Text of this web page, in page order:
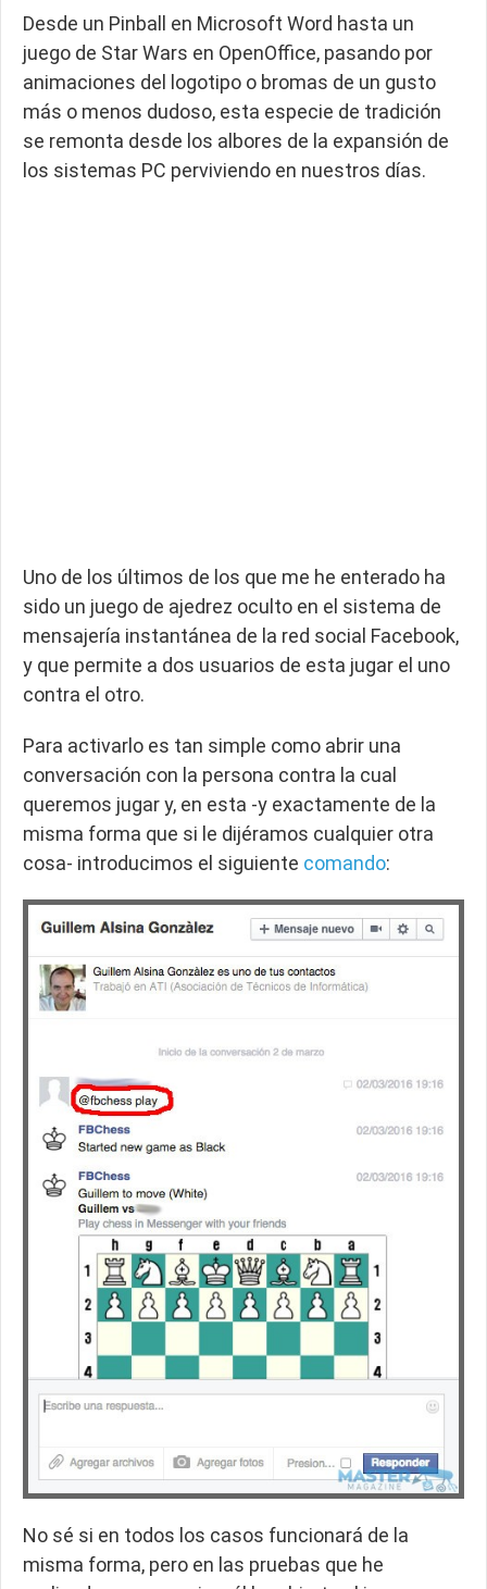
Desde un Pinball en Microsoft Word hasta un
juego de Star Wars en OpenOffice, pasando por
animaciones del logotipo o bromas de un gusto
más o menos dudoso, esta especie de tradición
se remonta desde los albores de la expansión de
los sistemas PC perviviendo en nuestros días.
Uno de los últimos de los que me he enterado ha
sido un juego de ajedrez oculto en el sistema de
mensajería instantánea de la red social Facebook,
y que permite a dos usuarios de esta jugar el uno
contra el otro.
Para activarlo es tan simple como abrir una
conversación con la persona contra la cual
queremos jugar y, en esta -y exactamente de la
misma forma que si le dijéramos cualquier otra
cosa- introducimos el siguiente comando:
No sé si en todos los casos funcionará de la
misma forma, pero en las pruebas que he